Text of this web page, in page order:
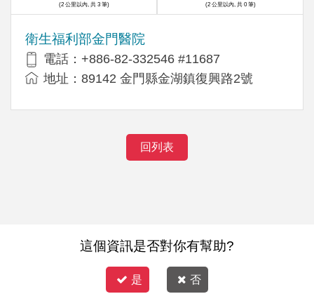
衛生福利部金門醫院
電話：+886-82-332546 #11687
地址：89142 金門縣金湖鎮復興路2號
(2 公里以內, 共 3 筆) (2 公里以內, 共 0 筆)
回列表
這個資訊是否對你有幫助?
是 否